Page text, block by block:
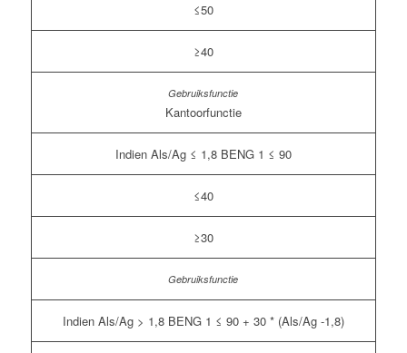
≤50
≥40
Kantoorfunctie
Indien Als/Ag ≤ 1,8 BENG 1 ≤ 90
≤40
≥30
Indien Als/Ag > 1,8 BENG 1 ≤ 90 + 30 * (Als/Ag -1,8)